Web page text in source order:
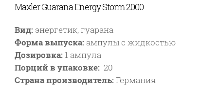
Maxler Guarana Energy Storm 2000
Вид: энергетик, гуарана
Форма выпуска: ампулы с жидкостью
Дозировка: 1 ампула
Порций в упаковке: 20
Страна производитель:Германия